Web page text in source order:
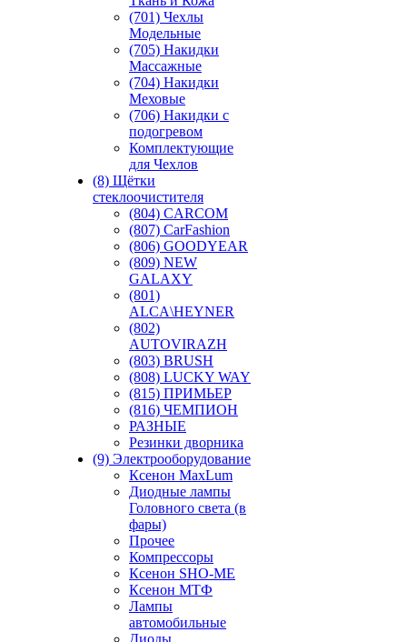
(701) Чехлы
Модельные
(705) Накидки
Массажные
(704) Накидки
Меховые
(706) Накидки с
подогревом
Комплектующие
для Чехлов
(8) Щётки
стеклоочистителя
(804) CARCOM
(807) CarFashion
(806) GOODYEAR
(809) NEW
GALAXY
(801)
ALCA\HEYNER
(802)
AUTOVIRAZH
(803) BRUSH
(808) LUCKY WAY
(815) ПРИМЬЕР
(816) ЧЕМПИОН
РАЗНЫЕ
Резинки дворника
(9) Электрооборудование
Ксенон MaxLum
Диодные лампы
Головного света (в
фары)
Прочее
Компрессоры
Ксенон SHO-ME
Ксенон МТФ
Лампы
автомобильные
Диоды